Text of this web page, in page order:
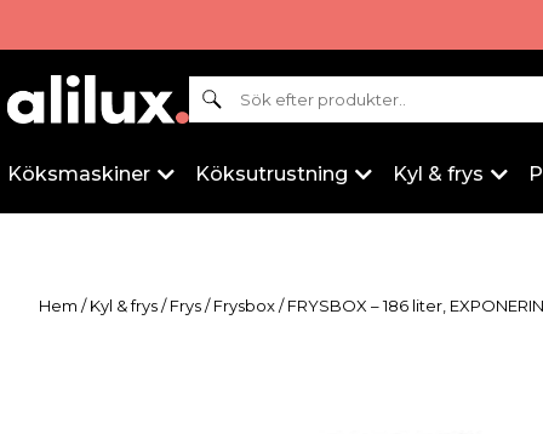
Sök
Köksmaskiner Köksutrustning Kyl & frys
Hem /Kyl & frys/Frys/Frysbox/ FRYSBOX – 186 liter,